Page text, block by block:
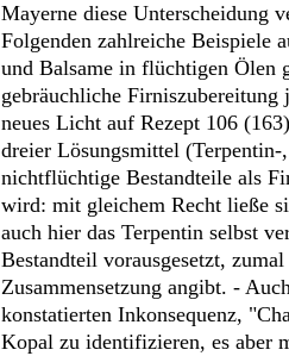
Mayerne diese Unterscheidung
Folgenden zahlreiche Beispiele
und Balsame in flüchtigen Ölen
gebräuchliche
neues Licht auf Rezept 106
dreier Lösungsmittel
nichtflüchtige Bestandteile als
wird: mit gleichem Recht ließe
auch hier das Terpentin selbst
Bestandteil vorausgesetzt,
Zusammensetzung angibt. -
konstatierten Inkonsequenz,
Kopal zu identifizieren, es aber